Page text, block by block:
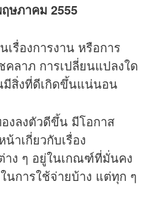
ษภาคม 2555
เรื่องการงาน หรือการ
คลาภ การเปลี่ยนแปลงใด
สิ่งที่ดีเกิดขึ้นแน่นอน
งลงตัวดีขึ้น มีโอกาส
าเกี่ยวกับเรื่อง
าง ๆ อยู่ในเกณฑ์ที่มั่นคง
นการใช้จ่ายบ้าง แต่ทุก ๆ